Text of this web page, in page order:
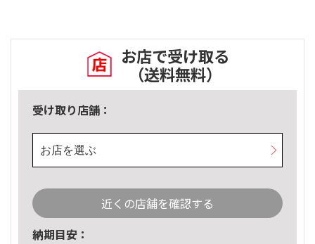
お店で受け取る
（送料無料）
受け取り店舗：
お店を選ぶ
近くの店舗を確認する
納期目安：